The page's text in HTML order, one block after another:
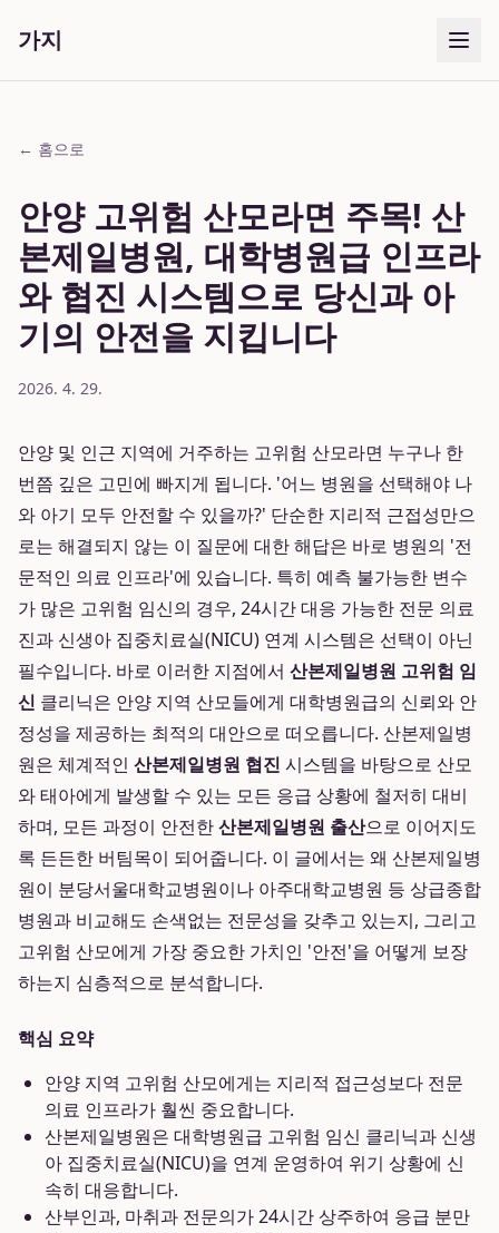
가지
← 홈으로
안양 고위험 산모라면 주목! 산
본제일병원, 대학병원급 인프라
와 협진 시스템으로 당신과 아
기의 안전을 지킵니다
2026. 4. 29.
안양 및 인근 지역에 거주하는 고위험 산모라면 누구나 한
번쯤 깊은 고민에 빠지게 됩니다. '어느 병원을 선택해야 나
와 아기 모두 안전할 수 있을까?' 단순한 지리적 근접성만으
로는 해결되지 않는 이 질문에 대한 해답은 바로 병원의 '전
문적인 의료 인프라'에 있습니다. 특히 예측 불가능한 변수
가 많은 고위험 임신의 경우, 24시간 대응 가능한 전문 의료
진과 신생아 집중치료실(NICU) 연계 시스템은 선택이 아닌
필수입니다. 바로 이러한 지점에서 산본제일병원 고위험 임
신 클리닉은 안양 지역 산모들에게 대학병원급의 신뢰와 안
정성을 제공하는 최적의 대안으로 떠오릅니다. 산본제일병
원은 체계적인 산본제일병원 협진 시스템을 바탕으로 산모
와 태아에게 발생할 수 있는 모든 응급 상황에 철저히 대비
하며, 모든 과정이 안전한산본제일병원 출산으로 이어지도
록 든든한 버팀목이 되어줍니다. 이 글에서는 왜 산본제일병
원이 분당서울대학교병원이나 아주대학교병원 등 상급종합
병원과 비교해도 손색없는 전문성을 갖추고 있는지, 그리고
고위험 산모에게 가장 중요한 가치인 '안전'을 어떻게 보장
하는지 심층적으로 분석합니다.
핵심 요약
안양 지역 고위험 산모에게는 지리적 접근성보다 전문
의료 인프라가 훨씬 중요합니다.
산본제일병원은 대학병원급 고위험 임신 클리닉과 신생
아 집중치료실(NICU)을 연계 운영하여 위기 상황에 신
속히 대응합니다.
산부인과, 마취과 전문의가 24시간 상주하여 응급 분만